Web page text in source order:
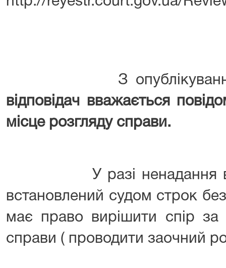
З опублікуванням
відповідач
вважається
місце розгляду справи.
У разі ненадання
встановлений судом строк
має право вирішити спір за
справи ( проводити заочний